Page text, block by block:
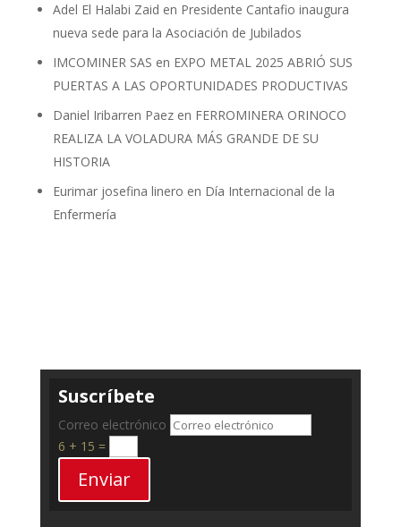
Adel El Halabi Zaid en Presidente Cantafio inaugura
nueva sede para la Asociación de Jubilados
IMCOMINER SAS en EXPO METAL 2025 ABRIÓ SUS
PUERTAS A LAS OPORTUNIDADES PRODUCTIVAS
Daniel Iribarren Paezen FERROMINERA ORINOCO
REALIZA LA VOLADURA MÁS GRANDE DE SU
HISTORIA
Eurimar josefina linero en Día Internacional de la
Enfermería
Suscríbete
Correo electrónico
6 + 15 =
Enviar